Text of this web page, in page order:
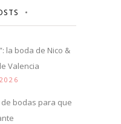
la boda de Nico &
Valencia
bodas para que